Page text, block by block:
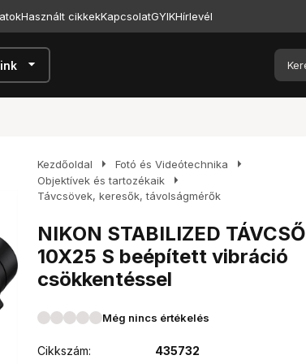
Használt cikkekKapcsolatGYIKHírlevél
arrow_drop_down
Kezdőoldal arrow_right Fotó és Videótechnika arrow_right
Objektívek és tartozékaik arrow_right
Távcsövek, keresők, távolságmérők
NIKON STABILIZED TÁVCSŐ
10X25 S beépített vibráció
csökkentéssel
Még nincs értékelés
Cikkszám:
435732